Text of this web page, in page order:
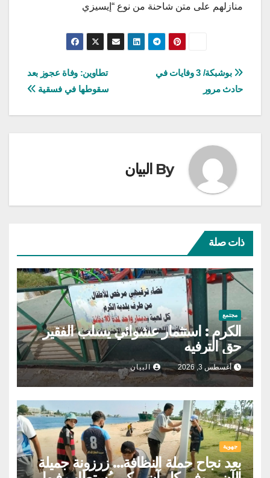
منازلهم على متن شاحنة من نوع “إيسيزي
تصفّح
المقالات
تطاوين: وفاة عجوز بعد
سقوطها في فسقية
بوشبكة/ 3 وفايات في
حادث مرور
By البيان
ذات صلة
مجتمع
الكرم : استثمار عشوائي يسلب الفقير
حق الترفيه
أغسطس 3, 2026 البيان
جهوية
بعد نجاح حملة النظافة… زرزونة جميلة